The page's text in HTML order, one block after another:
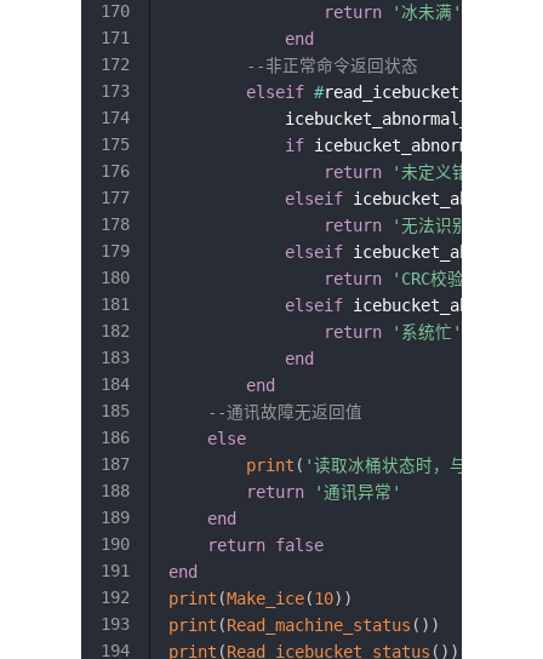
return
'冰未满'
end
--非正常命令返回状态
elseif #read_icebucket_result
            icebucket_abnormal_code
if icebucket_abnormal_code
return
'未定义错误'
elseif
return
'无法识别命令'
elseif
return
'CRC校验出错'
elseif
return
'系统忙'
end
end
--通讯故障无返回值
else
print ( '读取冰桶状态时，与制冰机
return
'通讯异常'
end
return false
end
print (Make_ice(10) )
print (Read_machine_status ( ) )
print (Read_icebucket_status ( ) )